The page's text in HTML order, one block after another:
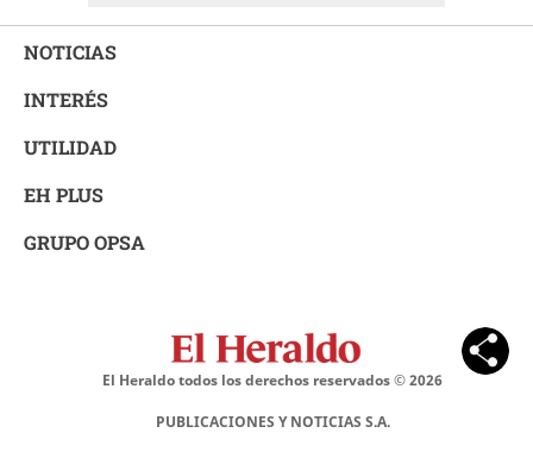
NOTICIAS
INTERÉS
UTILIDAD
EH PLUS
GRUPO OPSA
El Heraldo todos los derechos reservados ©2026
PUBLICACIONES Y NOTICIAS S.A.